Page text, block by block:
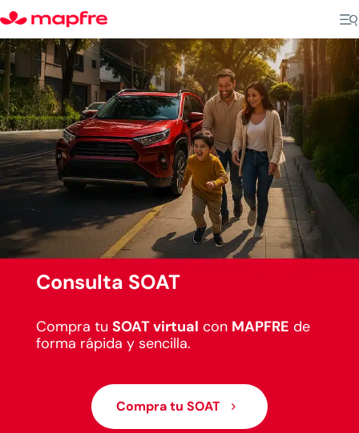
Consulta SOAT
Compra tu SOAT virtual con MAPFRE de
forma rápida y sencilla.
Compra tu SOAT